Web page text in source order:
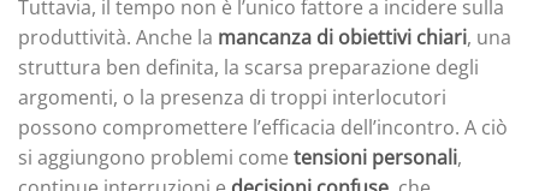
Tuttavia, il tempo non è l’unico fattore a incidere sulla
produttività. Anche la mancanza di obiettivi chiari, una
struttura ben definita, la scarsa preparazione degli
argomenti, o la presenza di troppi interlocutori
possono compromettere l’efficacia dell’incontro. A ciò
si aggiungono problemi come tensioni personali,